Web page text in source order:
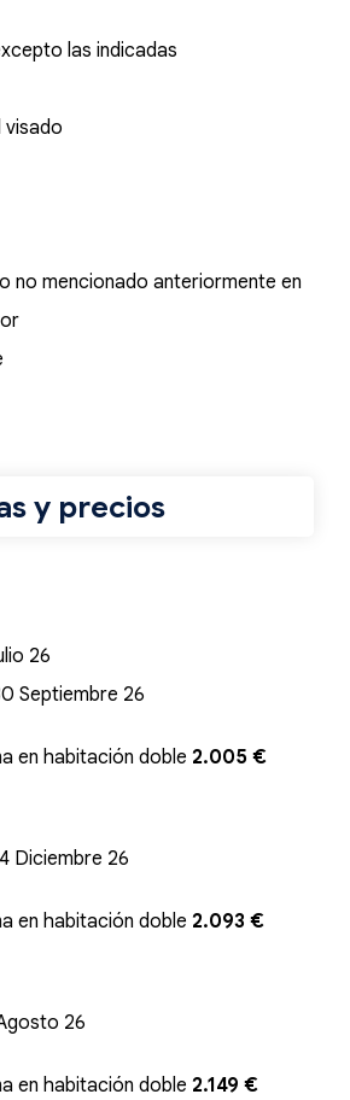
las indicadas
visado
no mencionado anteriormente en
y precios
26
Septiembre 26
en habitación doble 2.005 €
Diciembre 26
en habitación doble 2.093 €
26
en habitación doble 2.149 €